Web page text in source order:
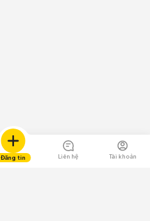
Đăng tin Liên hệ Tài khoản